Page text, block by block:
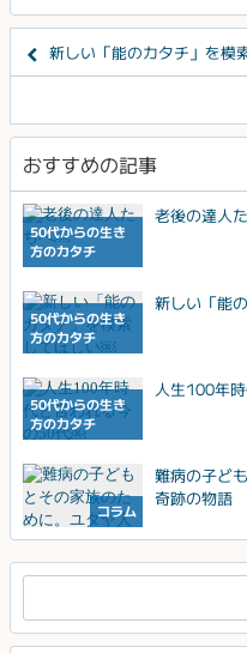
新しい「能のカタチ」を模
おすすめの記事
50代からの生き
方のカタチ
老後の達人た
50代からの生き
方のカタチ
新しい「能
50代からの生き
方のカタチ
人生100年
コラム
難病の子ど
奇跡の物語